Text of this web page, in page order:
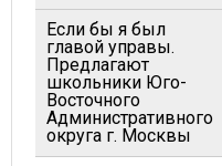
Если бы я был
главой управы.
Предлагают
школьники Юго-
Восточного
Административного
округа г. Москвы